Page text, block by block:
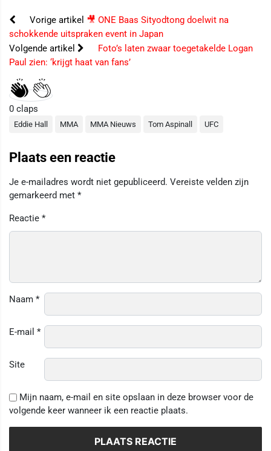
Vorige artikel 🎥 ONE Baas Sityodtong doelwit na
schokkende uitspraken event in Japan
Volgende artikel
Foto’s laten zwaar toegetakelde Logan
Paul zien: ‘krijgt haat van fans’
0 claps
Eddie Hall MMA MMA Nieuws Tom Aspinall UFC
Plaats een reactie
Je e-mailadres wordt niet gepubliceerd. Vereiste velden zijn
gemarkeerd met *
Reactie *
Naam *
E-mail *
Site
Mijn naam, e-mail en site opslaan in deze browser voor de
volgende keer wanneer ik een reactie plaats.